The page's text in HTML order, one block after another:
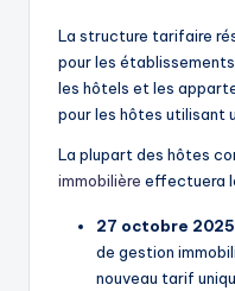
La structure tarifaire
pour les
les hôtels et les
pour les hôtes utilisant
La plupart des hôtes
immobilière effectuera
27 octobre 2025
de gestion
nouveau tarif